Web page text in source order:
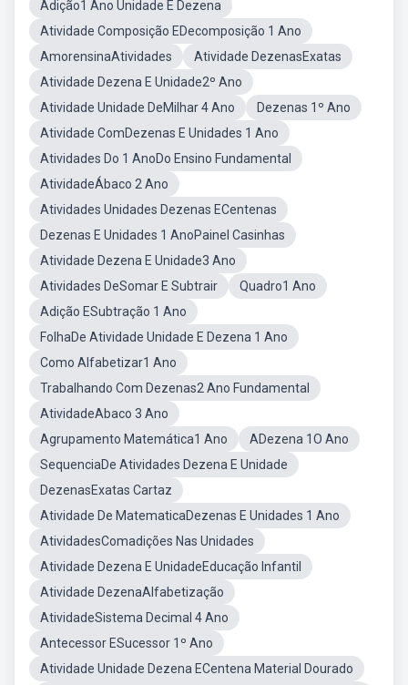
Adição1 Ano Unidade E Dezena
Atividade Composição EDecomposição 1 Ano
AmorensinaAtividades
Atividade DezenasExatas
Atividade Dezena E Unidade2º Ano
Atividade Unidade DeMilhar 4 Ano
Dezenas 1º Ano
Atividade ComDezenas E Unidades 1 Ano
Atividades Do 1 AnoDo Ensino Fundamental
AtividadeÁbaco 2 Ano
Atividades Unidades Dezenas ECentenas
Dezenas E Unidades 1 AnoPainel Casinhas
Atividade Dezena E Unidade3 Ano
Atividades DeSomar E Subtrair
Quadro1 Ano
Adição ESubtração 1 Ano
FolhaDe Atividade Unidade E Dezena 1 Ano
Como Alfabetizar1 Ano
Trabalhando Com Dezenas2 Ano Fundamental
AtividadeAbaco 3 Ano
Agrupamento Matemática1 Ano
ADezena 1O Ano
SequenciaDe Atividades Dezena E Unidade
DezenasExatas Cartaz
Atividade De MatematicaDezenas E Unidades 1 Ano
AtividadesComadições Nas Unidades
Atividade Dezena E UnidadeEducação Infantil
Atividade DezenaAlfabetização
AtividadeSistema Decimal 4 Ano
Antecessor ESucessor 1º Ano
Atividade Unidade Dezena ECentena Material Dourado